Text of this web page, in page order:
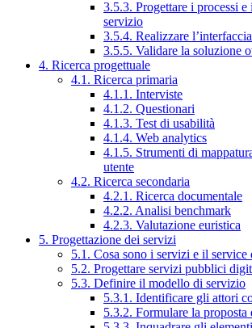
3.5.3. Progettare i processi e i
servizio
3.5.4. Realizzare
3.5.5. Validare la soluzione
4. Ricerca progettuale
4.1. Ricerca primaria
4.1.1. Interviste
4.1.2. Questionari
4.1.3. Test di usabilità
4.1.4. Web analytics
4.1.5. Strumenti di
utente
4.2. Ricerca secondaria
4.2.1. Ricerca documentale
4.2.2. Analisi benchmark
4.2.3. Valutazione euristica
5. Progettazione dei servizi
5.1. Cosa sono i servizi e il service
5.2. Progettare servizi pubblici
5.3. Definire il modello di servizio
5.3.1. Identificare gli attori
5.3.2. Formulare la proposta